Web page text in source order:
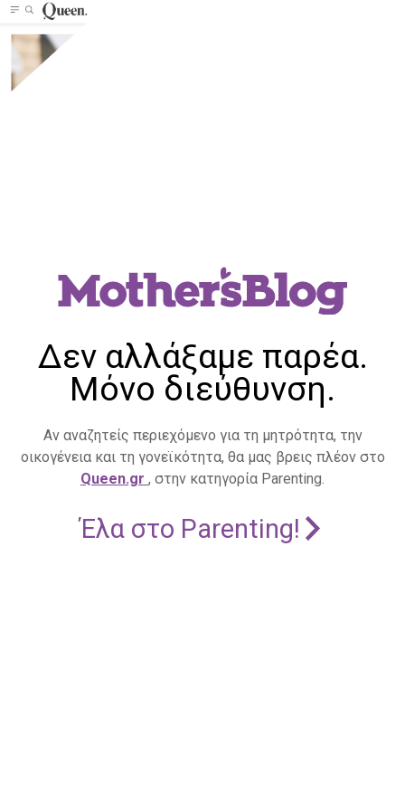
Δεν αλλάξαμε παρέα.
Μόνο διεύθυνση.
Αν αναζητείς περιεχόμενο για τη μητρότητα, την
οικογένεια και τη γονεϊκότητα, θα μας βρεις πλέον στο
Queen.gr , στην κατηγορία Parenting.
Έλα στο Parenting!